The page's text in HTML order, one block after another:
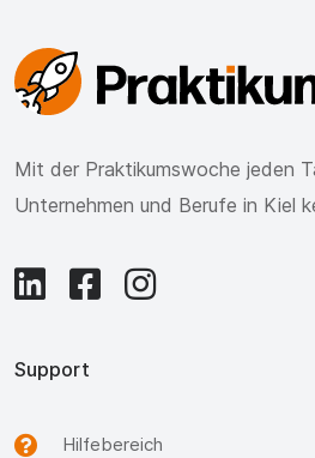
Mit der Praktikumswoche jeden
Unternehmen und Berufe in Kiel
Support
Hilfebereich